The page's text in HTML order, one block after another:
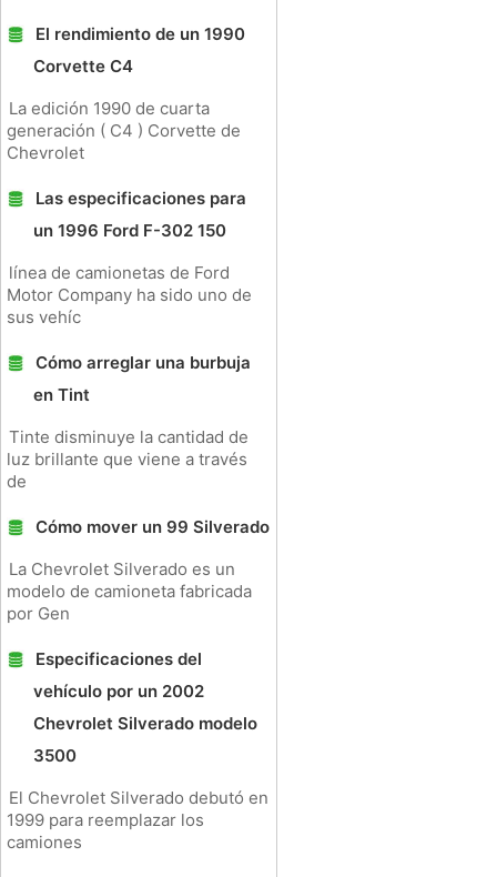
El rendimiento de un 1990
Corvette C4
La edición 1990 de cuarta
generación ( C4 ) Corvette de
Chevrolet
Las especificaciones para
un 1996 Ford F-302 150
línea de camionetas de Ford
Motor Company ha sido uno de
sus vehíc
Cómo arreglar una burbuja
en Tint
Tinte disminuye la cantidad de
luz brillante que viene a través
de
Cómo mover un 99 Silverado
La Chevrolet Silverado es un
modelo de camioneta fabricada
por Gen
Especificaciones del
vehículo por un 2002
Chevrolet Silverado modelo
3500
El Chevrolet Silverado debutó en
1999 para reemplazar los
camiones